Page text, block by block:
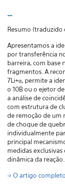
--
Resumo (traduzido
Apresentamos a
por transferência
barreira, com base
fragmentos. A
7Li+α, permite a
o 10B ou o ejetor
a análise de
com estrutura de
de remoção de um
de choque de
individualmente
principal
medidas
dinâmica da reação.
-> O artigo